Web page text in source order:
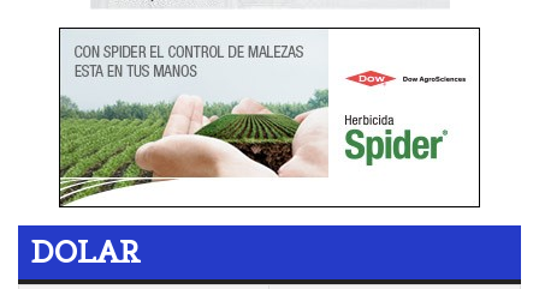
DOLAR